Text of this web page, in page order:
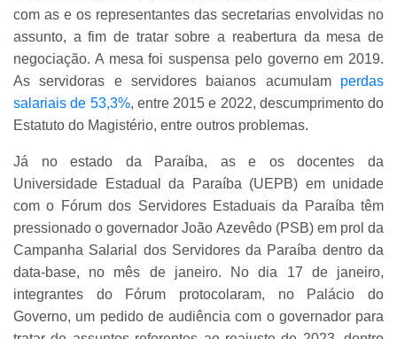
com as e os representantes das secretarias envolvidas no
assunto, a fim de tratar sobre a reabertura da mesa de
negociação. A mesa foi suspensa pelo governo em 2019.
As servidoras e servidores baianos acumulam perdas
salariais de 53,3%, entre 2015 e 2022, descumprimento do
Estatuto do Magistério, entre outros problemas.
Já no estado da Paraíba, as e os docentes da
Universidade Estadual da Paraíba (UEPB) em unidade
com o Fórum dos Servidores Estaduais da Paraíba têm
pressionado o governador João Azevêdo (PSB) em prol da
Campanha Salarial dos Servidores da Paraíba dentro da
data-base, no mês de janeiro. No dia 17 de janeiro,
integrantes do Fórum protocolaram, no Palácio do
Governo, um pedido de audiência com o governador para